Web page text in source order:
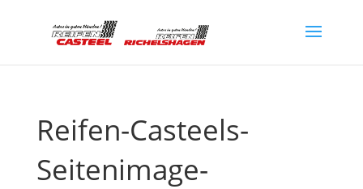
Reifen-Casteels-
Seitenimage-